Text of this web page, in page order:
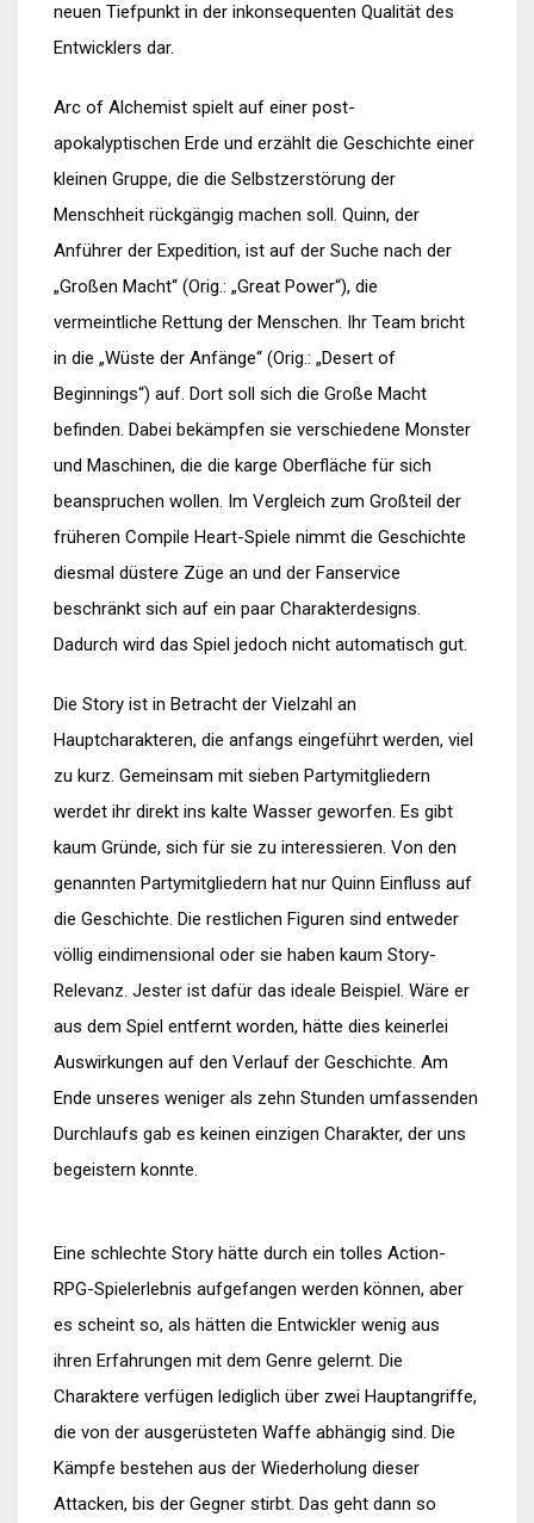
neuen Tiefpunkt in der inkonsequenten Qualität des
Entwicklers dar.
Arc of Alchemist spielt auf einer post-
apokalyptischen Erde und erzählt die Geschichte einer
kleinen Gruppe, die die Selbstzerstörung der
Menschheit rückgängig machen soll. Quinn, der
Anführer der Expedition, ist auf der Suche nach der
„Großen Macht“ (Orig.: „Great Power“), die
vermeintliche Rettung der Menschen. Ihr Team bricht
in die „Wüste der Anfänge“ (Orig.: „Desert of
Beginnings“) auf. Dort soll sich die Große Macht
befinden. Dabei bekämpfen sie verschiedene Monster
und Maschinen, die die karge Oberfläche für sich
beanspruchen wollen. Im Vergleich zum Großteil der
früheren Compile Heart-Spiele nimmt die Geschichte
diesmal düstere Züge an und der Fanservice
beschränkt sich auf ein paar Charakterdesigns.
Dadurch wird das Spiel jedoch nicht automatisch gut.
Die Story ist in Betracht der Vielzahl an
Hauptcharakteren, die anfangs eingeführt werden, viel
zu kurz. Gemeinsam mit sieben Partymitgliedern
werdet ihr direkt ins kalte Wasser geworfen. Es gibt
kaum Gründe, sich für sie zu interessieren. Von den
genannten Partymitgliedern hat nur Quinn Einfluss auf
die Geschichte. Die restlichen Figuren sind entweder
völlig eindimensional oder sie haben kaum Story-
Relevanz. Jester ist dafür das ideale Beispiel. Wäre er
aus dem Spiel entfernt worden, hätte dies keinerlei
Auswirkungen auf den Verlauf der Geschichte. Am
Ende unseres weniger als zehn Stunden umfassenden
Durchlaufs gab es keinen einzigen Charakter, der uns
begeistern konnte.
Eine schlechte Story hätte durch ein tolles Action-
RPG-Spielerlebnis aufgefangen werden können, aber
es scheint so, als hätten die Entwickler wenig aus
ihren Erfahrungen mit dem Genre gelernt. Die
Charaktere verfügen lediglich über zwei Hauptangriffe,
die von der ausgerüsteten Waffe abhängig sind. Die
Kämpfe bestehen aus der Wiederholung dieser
Attacken, bis der Gegner stirbt. Das geht dann so